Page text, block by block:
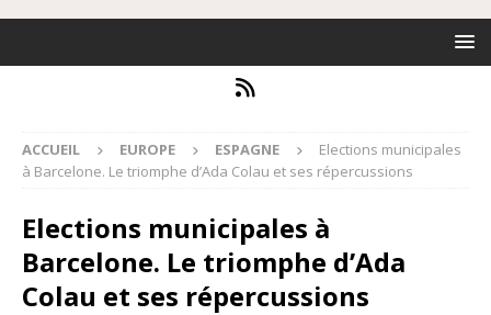
ACCUEIL EUROPE ESPAGNE
Elections municipales
à Barcelone. Le triomphe d’Ada Colau et ses répercussions
Elections municipales à
Barcelone. Le triomphe d’Ada
Colau et ses répercussions